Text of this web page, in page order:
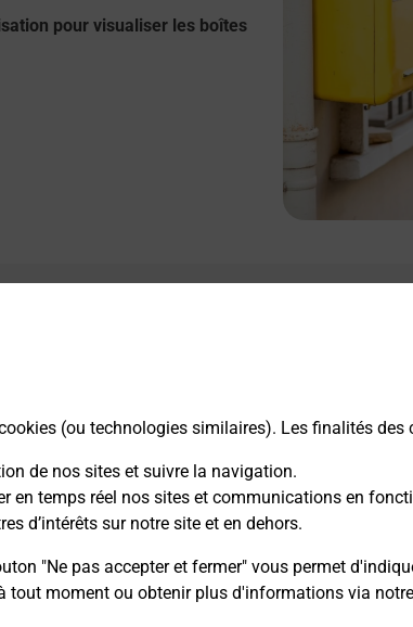
(ou technologies similaires). Les finalités des
de nos sites et suivre la navigation.
en temps réel nos sites et communications en
d’intérêts sur notre site et en dehors.
"Ne pas accepter et fermer" vous permet
tout moment ou obtenir plus d'informations via
pour visualiser les boîtes